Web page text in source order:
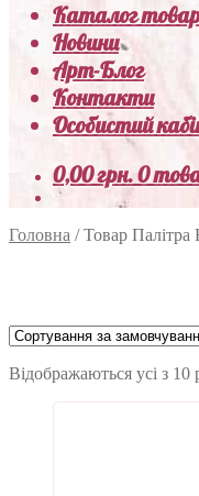
Каталог
Новини
Арт-Блог
Контакти
Особистий
0,00грн.0
Головна /Товар Палітра
Відображаються усі з 10